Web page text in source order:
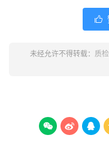

未经允许不得转载： 质
  